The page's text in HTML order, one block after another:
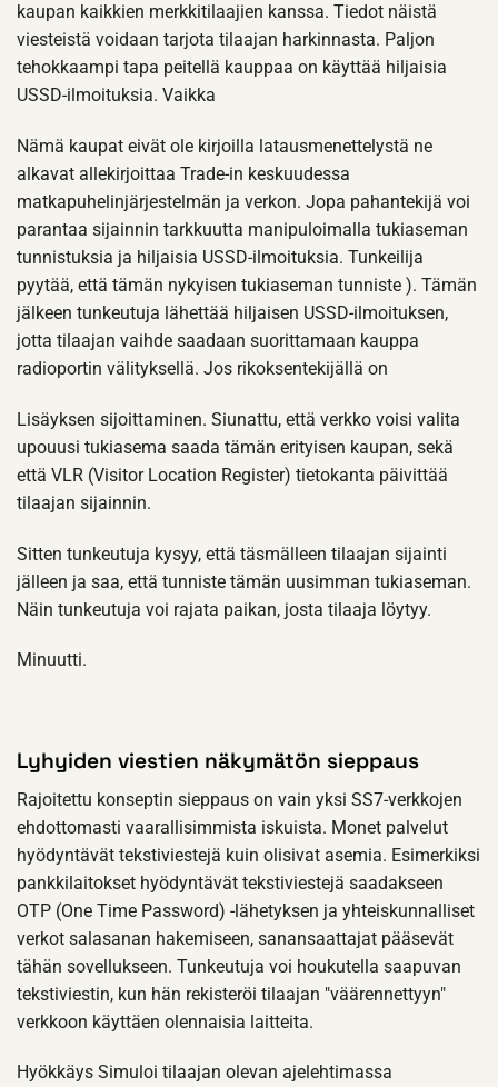
kaupan kaikkien merkkitilaajien kanssa. Tiedot näistä
viesteistä voidaan tarjota tilaajan harkinnasta. Paljon
tehokkaampi tapa peitellä kauppaa on käyttää hiljaisia
USSD-ilmoituksia. Vaikka
Nämä kaupat eivät ole kirjoilla latausmenettelystä ne
alkavat allekirjoittaa Trade-in keskuudessa
matkapuhelinjärjestelmän ja verkon. Jopa pahantekijä voi
parantaa sijainnin tarkkuutta manipuloimalla tukiaseman
tunnistuksia ja hiljaisia USSD-ilmoituksia. Tunkeilija
pyytää, että tämän nykyisen tukiaseman tunniste ). Tämän
jälkeen tunkeutuja lähettää hiljaisen USSD-ilmoituksen,
jotta tilaajan vaihde saadaan suorittamaan kauppa
radioportin välityksellä. Jos rikoksentekijällä on
Lisäyksen sijoittaminen. Siunattu, että verkko voisi valita
upouusi tukiasema saada tämän erityisen kaupan, sekä
että VLR (Visitor Location Register) tietokanta päivittää
tilaajan sijainnin.
Sitten tunkeutuja kysyy, että täsmälleen tilaajan sijainti
jälleen ja saa, että tunniste tämän uusimman tukiaseman.
Näin tunkeutuja voi rajata paikan, josta tilaaja löytyy.
Minuutti.
Lyhyiden viestien näkymätön sieppaus
Rajoitettu konseptin sieppaus on vain yksi SS7-verkkojen
ehdottomasti vaarallisimmista iskuista. Monet palvelut
hyödyntävät tekstiviestejä kuin olisivat asemia. Esimerkiksi
pankkilaitokset hyödyntävät tekstiviestejä saadakseen
OTP (One Time Password) -lähetyksen ja yhteiskunnalliset
verkot salasanan hakemiseen, sanansaattajat pääsevät
tähän sovellukseen. Tunkeutuja voi houkutella saapuvan
tekstiviestin, kun hän rekisteröi tilaajan "väärennettyyn"
verkkoon käyttäen olennaisia laitteita.
Hyökkäys Simuloi tilaajan olevan ajelehtimassa